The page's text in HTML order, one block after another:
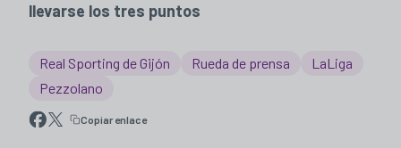
llevarse los tres puntos
Real Sporting de Gijón Rueda de prensa
LaLiga
Pezzolano
Copiar enlace